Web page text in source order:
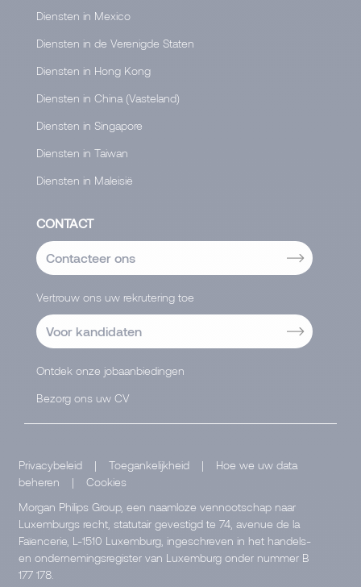
Diensten in Mexico
Diensten in de Verenigde Staten
Diensten in Hong Kong
Diensten in China (Vasteland)
Diensten in Singapore
Diensten in Taiwan
Diensten in Maleisië
CONTACT
Contacteer ons
Vertrouw ons uw rekrutering toe
Voor kandidaten
Ontdek onze jobaanbiedingen
Bezorg ons uw CV
Privacybeleid | Toegankelijkheid |
Hoe we uw data
beheren
|
Cookies
Morgan Philips Group, een naamloze vennootschap naar
Luxemburgs recht, statutair gevestigd te 74, avenue de la
Faïencerie, L-1510 Luxemburg, ingeschreven in het handels-
en ondernemingsregister van Luxemburg onder nummer B
177 178.